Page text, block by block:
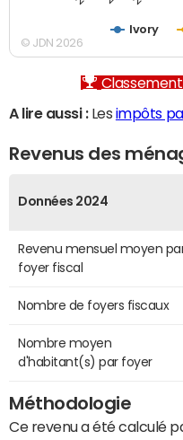
Ivory
© JDN 2026
A lire aussi :Les impôts
Revenus des
Données 2024
Revenu mensuel moyen
foyer fiscal
Nombre de foyers fiscaux
Nombre moyen
d'habitant(s) par foyer
Méthodologie
Ce revenu a été calculé